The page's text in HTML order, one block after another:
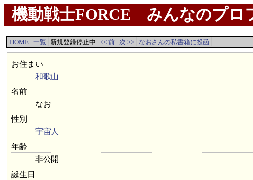
機動戦士FORCE みんなのプロ
HOME 一覧 新規登録停止中 << 前 次 >> なおさんの私書箱に投函
お住まい
和歌山
名前
なお
性別
宇宙人
年齢
非公開
誕生日